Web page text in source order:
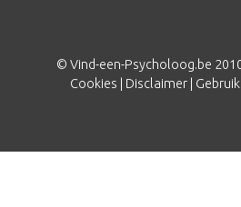
© Vind-een-Psycholoog.be
Cookies
Disclaimer